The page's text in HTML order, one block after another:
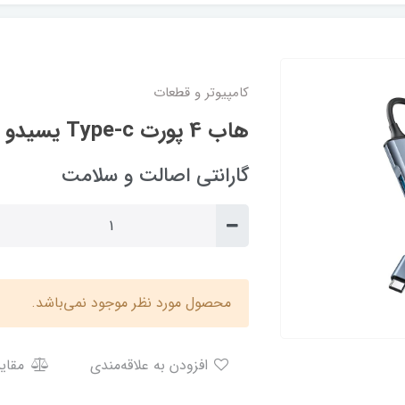
کامپیوتر و قطعات
هاب 4 پورت Type-c یسیدو HB17
گارانتی اصالت و سلامت
محصول مورد نظر موجود نمی‌باشد.